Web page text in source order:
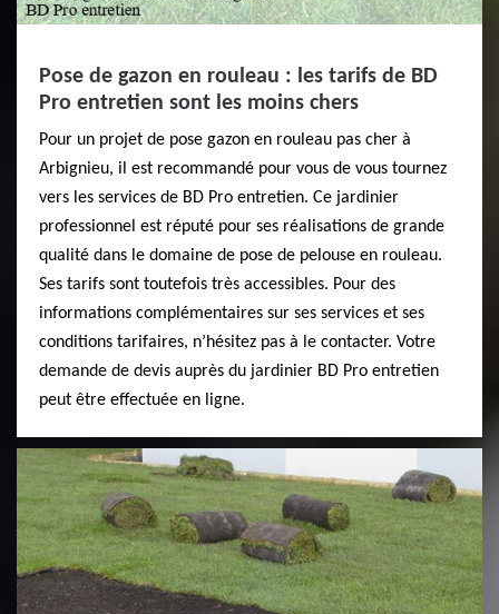
Pose de gazon en rouleau : les tarifs de BD
Pro entretien sont les moins chers
Pour un projet de pose gazon en rouleau pas cher à
Arbignieu, il est recommandé pour vous de vous tournez
vers les services de BD Pro entretien. Ce jardinier
professionnel est réputé pour ses réalisations de grande
qualité dans le domaine de pose de pelouse en rouleau.
Ses tarifs sont toutefois très accessibles. Pour des
informations complémentaires sur ses services et ses
conditions tarifaires, n’hésitez pas à le contacter. Votre
demande de devis auprès du jardinier BD Pro entretien
peut être effectuée en ligne.